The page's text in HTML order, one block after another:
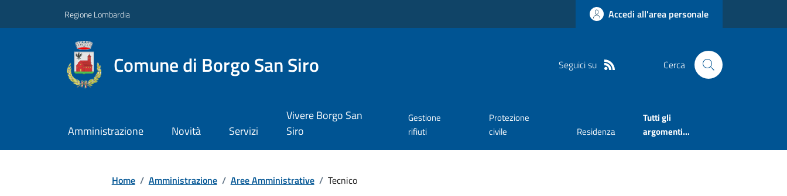
Regione Lombardia Accedi all'area personale
Comune di Borgo San Siro Seguici su Cerca
Amministrazione Novità Servizi
Vivere Borgo San
Siro
Gestione
rifiuti
Protezione
civile
Residenza
Tutti gli
argomenti...
Home / Amministrazione / Aree Amministrative / Tecnico